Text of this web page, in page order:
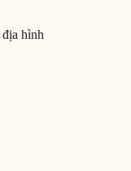
hình